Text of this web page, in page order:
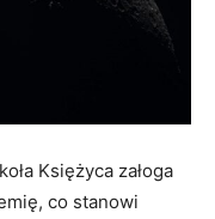
Księżyca załoga
co stanowi